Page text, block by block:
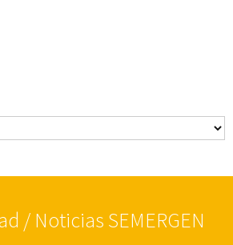
/ Noticias SEMERGEN